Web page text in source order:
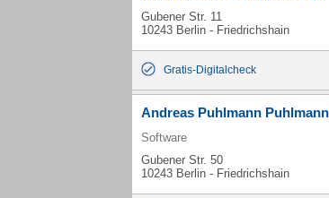
Gubener Str. 11
10243 Berlin - Friedrichshain
Gratis-Digitalcheck
Andreas Puhlmann
Software
Gubener Str. 50
10243 Berlin - Friedrichshain